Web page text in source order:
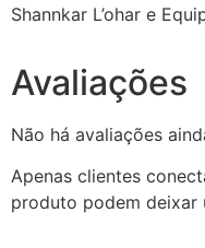
Shannkar L’ohar e
Avaliações
Não há avaliações
Apenas clientes
produto podem deixar